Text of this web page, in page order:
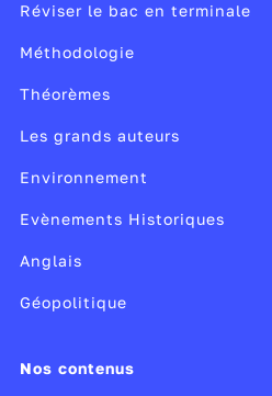
Réviser le bac en terminale
Méthodologie
Théorèmes
Les grands auteurs
Environnement
Evènements Historiques
Anglais
Géopolitique
Nos contenus